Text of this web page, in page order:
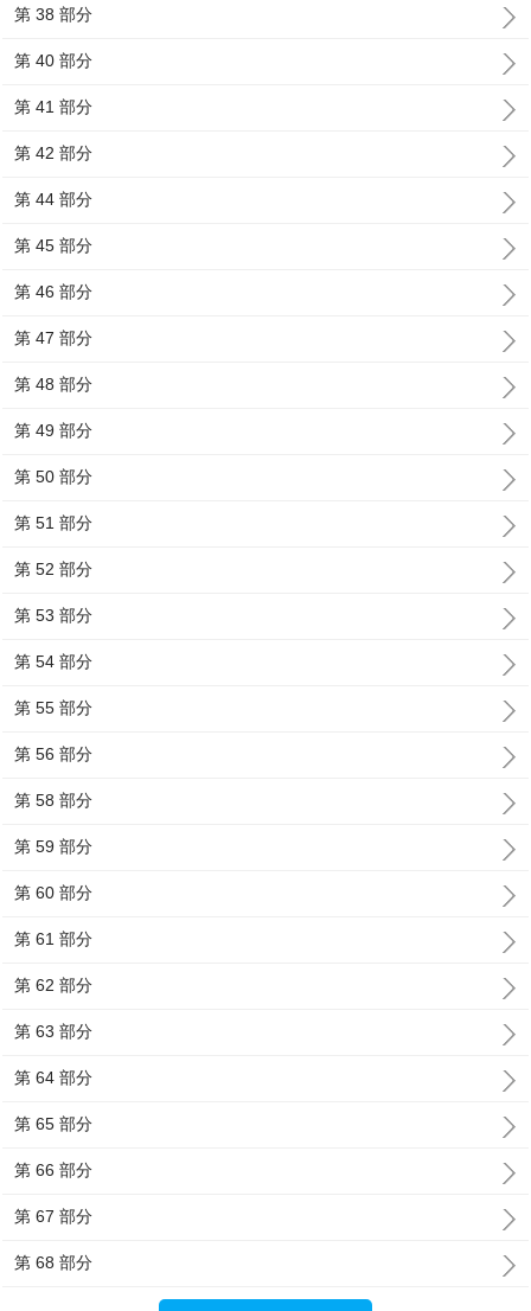
第 38 部分
第 40 部分
第 41 部分
第 42 部分
第 44 部分
第 45 部分
第 46 部分
第 47 部分
第 48 部分
第 49 部分
第 50 部分
第 51 部分
第 52 部分
第 53 部分
第 54 部分
第 55 部分
第 56 部分
第 58 部分
第 59 部分
第 60 部分
第 61 部分
第 62 部分
第 63 部分
第 64 部分
第 65 部分
第 66 部分
第 67 部分
第 68 部分